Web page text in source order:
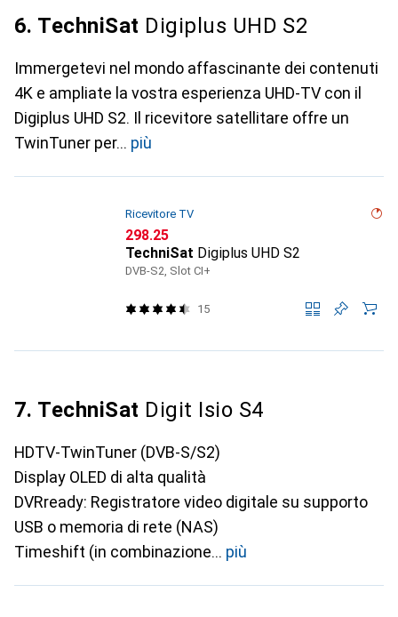
6. TechniSat Digiplus UHD S2
Immergetevi nel mondo affascinante dei contenuti
4K e ampliate la vostra esperienza UHD-TV con il
Digiplus UHD S2. Il ricevitore satellitare offre un
TwinTuner per
più
Ricevitore TV
CHF
298.25
TechniSat Digiplus UHD S2
DVB-S2, Slot CI+
15
7. TechniSat Digit Isio S4
HDTV-TwinTuner (DVB-S/S2)
Display OLED di alta qualità
DVRready: Registratore video digitale su supporto
USB o memoria di rete (NAS)
Timeshift (in combinazione
più